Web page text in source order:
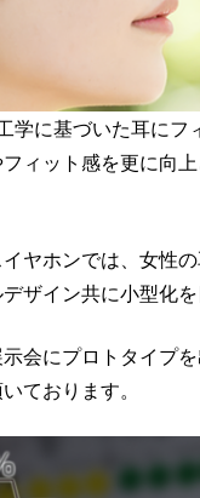
学に基づいた耳に
ィット感を更に向
ヤホンでは、女性
ザイン共に小型化を
会にプロトタイプ
ております。